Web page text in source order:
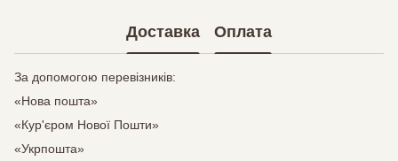
Доставка Оплата
За допомогою перевізників:
«Нова пошта»
«Кур'єром Нової Пошти»
«Укрпошта»